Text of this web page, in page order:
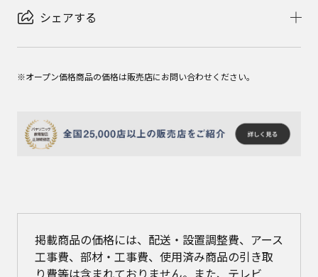
シェアする
※オープン価格商品の価格は販売店にお問い合わせください。
掲載商品の価格には、配送・設置調整費、アース
工事費、部材・工事費、使用済み商品の引き取
り費等は含まれておりません。また、テレビ